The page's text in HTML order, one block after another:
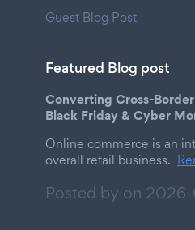
Guest Blog Post
Featured Blog post
Converting Cross-
Black Friday & Cyber
Online commerce is an
overall retail business.
Posted by on